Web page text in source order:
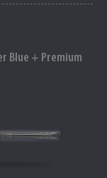
Blue + Premium